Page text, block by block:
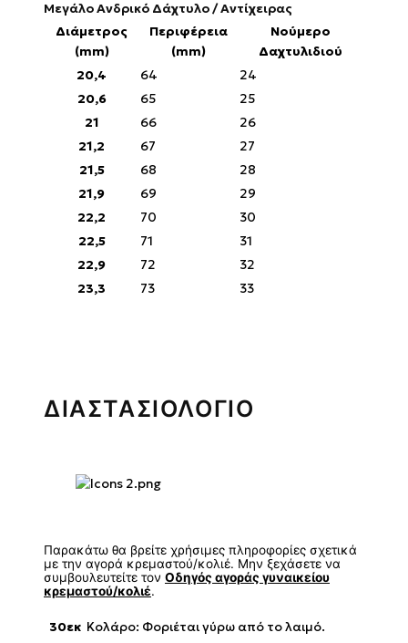
Μεγάλο Ανδρικό Δάχτυλο / Αντίχειρας
Διάμετρος
(mm)
Περιφέρεια
(mm)
Νούμερο
Δαχτυλιδιού
20,4
64
24
20,6
65
25
21
66
26
21,2
67
27
21,5
68
28
21,9
69
29
22,2
70
30
22,5
71
31
22,9
72
32
23,3
73 33
ΔΙΑΣΤΑΣΙΟΛΟΓΙΟ
Παρακάτω θα βρείτε χρήσιμες πληροφορίες σχετικά
με την αγορά κρεμαστού/κολιέ. Μην ξεχάσετε να
συμβουλευτείτε τον Οδηγός αγοράς γυναικείου
κρεμαστού/κολιέ.
30εκ Κολάρο: Φοριέται γύρω από το λαιμό.